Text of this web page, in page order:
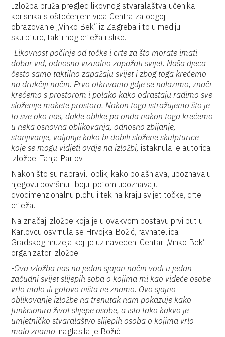
Izložba pruža pregled likovnog stvaralaštva učenika i
korisnika s oštećenjem vida Centra za odgoj i
obrazovanje „Vinko Bek“ iz Zagreba i to u mediju
skulpture, taktilnog crteža i slike.
-Likovnost počinje od točke i crte za što morate imati
dobar vid, odnosno vizualno zapažati svijet. Naša djeca
često samo taktilno zapažaju svijet i zbog toga krećemo
na drukčiji način. Prvo otkrivamo gdje se nalazimo, znači
krećemo s prostorom i polako kako odrastaju radimo sve
složenije makete prostora. Nakon toga istražujemo što je
to sve oko nas, dakle oblike pa onda nakon toga krećemo
u neka osnovna oblikovanja, odnosno zbijanje,
stanjivanje, valjanje kako bi dobili složene skulpturice
koje se mogu vidjeti ovdje na izložbi, istaknula je autorica
izložbe, Tanja Parlov.
Nakon što su napravili oblik, kako pojašnjava, upoznavaju
njegovu površinu i boju, potom upoznavaju
dvodimenzionalnu plohu i tek na kraju svijet točke, crte i
crteža.
Na značaj izložbe koja je u ovakvom postavu prvi put u
Karlovcu osvrnula se Hrvojka Božić, ravnateljica
Gradskog muzeja koji je uz navedeni Centar „Vinko Bek“
organizator izložbe.
-Ova izložba nas na jedan sjajan način vodi u jedan
začudni svijet slijepih soba o kojima mi kao videće osobe
vrlo malo ili gotovo ništa ne znamo. Ovo sjajno
oblikovanje izložbe na trenutak nam pokazuje kako
funkcionira život slijepe osobe, a isto tako kakvo je
umjetničko stvaralaštvo slijepih osoba o kojima vrlo
malo znamo, naglasila je Božić.